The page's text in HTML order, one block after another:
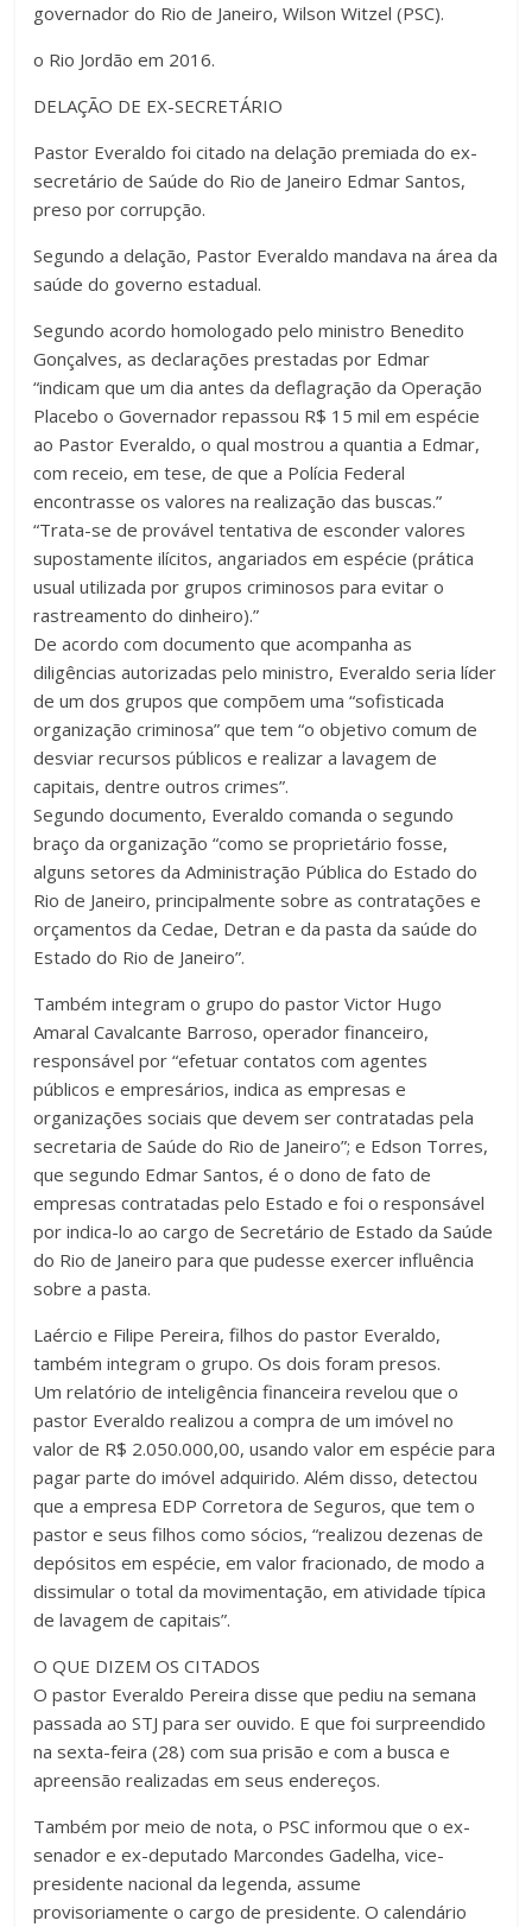
governador do Rio de Janeiro, Wilson Witzel (PSC).
o Rio Jordão em 2016.
DELAÇÃO DE EX-SECRETÁRIO
Pastor Everaldo foi citado na delação premiada do ex-
secretário de Saúde do Rio de Janeiro Edmar Santos,
preso por corrupção.
Segundo a delação, Pastor Everaldo mandava na área da
saúde do governo estadual.
Segundo acordo homologado pelo ministro Benedito
Gonçalves, as declarações prestadas por Edmar
“indicam que um dia antes da deflagração da Operação
Placebo o Governador repassou R$ 15 mil em espécie
ao Pastor Everaldo, o qual mostrou a quantia a Edmar,
com receio, em tese, de que a Polícia Federal
encontrasse os valores na realização das buscas.”
“Trata-se de provável tentativa de esconder valores
supostamente ilícitos, angariados em espécie (prática
usual utilizada por grupos criminosos para evitar o
rastreamento do dinheiro).”
De acordo com documento que acompanha as
diligências autorizadas pelo ministro, Everaldo seria líder
de um dos grupos que compõem uma “sofisticada
organização criminosa” que tem “o objetivo comum de
desviar recursos públicos e realizar a lavagem de
capitais, dentre outros crimes”.
Segundo documento, Everaldo comanda o segundo
braço da organização “como se proprietário fosse,
alguns setores da Administração Pública do Estado do
Rio de Janeiro, principalmente sobre as contratações e
orçamentos da Cedae, Detran e da pasta da saúde do
Estado do Rio de Janeiro”.
Também integram o grupo do pastor Victor Hugo
Amaral Cavalcante Barroso, operador financeiro,
responsável por “efetuar contatos com agentes
públicos e empresários, indica as empresas e
organizações sociais que devem ser contratadas pela
secretaria de Saúde do Rio de Janeiro”; e Edson Torres,
que segundo Edmar Santos, é o dono de fato de
empresas contratadas pelo Estado e foi o responsável
por indica-lo ao cargo de Secretário de Estado da Saúde
do Rio de Janeiro para que pudesse exercer influência
sobre a pasta.
Laércio e Filipe Pereira, filhos do pastor Everaldo,
também integram o grupo. Os dois foram presos.
Um relatório de inteligência financeira revelou que o
pastor Everaldo realizou a compra de um imóvel no
valor de R$ 2.050.000,00, usando valor em espécie para
pagar parte do imóvel adquirido. Além disso, detectou
que a empresa EDP Corretora de Seguros, que tem o
pastor e seus filhos como sócios, “realizou dezenas de
depósitos em espécie, em valor fracionado, de modo a
dissimular o total da movimentação, em atividade típica
de lavagem de capitais”.
O QUE DIZEM OS CITADOS
O pastor Everaldo Pereira disse que pediu na semana
passada ao STJ para ser ouvido. E que foi surpreendido
na sexta-feira (28) com sua prisão e com a busca e
apreensão realizadas em seus endereços.
Também por meio de nota, o PSC informou que o ex-
senador e ex-deputado Marcondes Gadelha, vice-
presidente nacional da legenda, assume
provisoriamente o cargo de presidente. O calendário